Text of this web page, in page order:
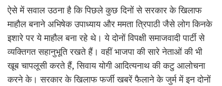
ऐसे में सवाल उठना है कि पिछले कुछ दिनों से सरकार के खिलाफ
माहौल बनाने अभिषेक उपाध्याय और ममता त्रिपाठी जैसे लोग किनके
इशारे पर ये माहौल बना रहे थे। ये दोनों विपक्षी समाजवादी पार्टी से
व्यक्तिगत सहानुभूति रखते हैं। वहीं भाजपा की सारे नेताओं की भी
खूब चापलूसी करते हैं, सिवाय योगी आदित्यनाथ की कटु आलोचना
करने के। सरकार के खिलाफ फर्जी खबरें फैलाने के जुर्म में इन दोनों